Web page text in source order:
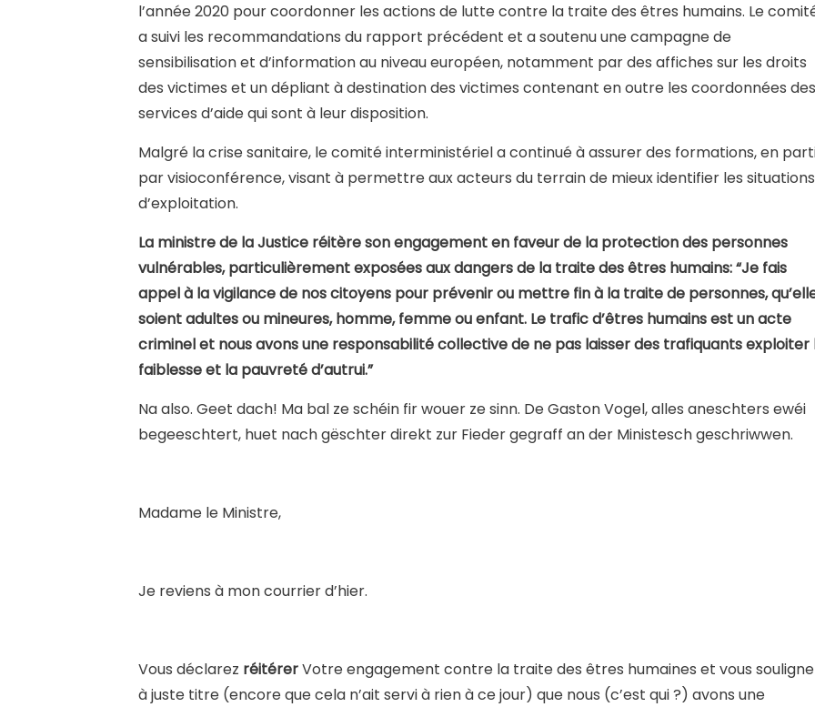
l’année 2020 pour coordonner les actions de lutte contre la traite des êtres humains. Le
a suivi les recommandations du rapport précédent et a soutenu une campagne de
sensibilisation et d’information au niveau européen, notamment par des affiches sur les droits
des victimes et un dépliant à destination des victimes contenant en outre les coordonnées des
services d’aide qui sont à leur disposition.
Malgré la crise sanitaire, le comité interministériel a continué à assurer des formations, en
par visioconférence, visant à permettre aux acteurs du terrain de mieux identifier les situations
d’exploitation.
La ministre de la Justice réitère son engagement en faveur de la protection des personnes
vulnérables, particulièrement exposées aux dangers de la traite des êtres humains: “Je fais
appel à la vigilance de nos citoyens pour prévenir ou mettre fin à la traite de personnes,
soient adultes ou mineures, homme, femme ou enfant. Le trafic d’êtres humains est un acte
criminel et nous avons une responsabilité collective de ne pas laisser des trafiquants exploiter
faiblesse et la pauvreté d’autrui.”
Na also. Geet dach! Ma bal ze schéin fir wouer ze sinn. De Gaston Vogel, alles aneschters ewéi
begeeschtert, huet nach gëschter direkt zur Fieder gegraff an der Ministesch geschriwwen.
Madame le Ministre,
Je reviens à mon courrier d’hier.
Vous déclarez réitérerVotre engagement contre la traite des êtres humaines et vous
à juste titre (encore que cela n’ait servi à rien à ce jour) que nous (c’est qui ?) avons une